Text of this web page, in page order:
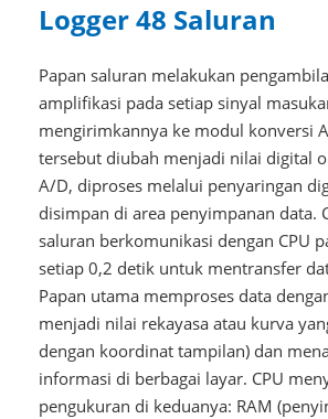
Logger 48 Saluran
Papan saluran melakukan
amplifikasi pada setiap sinyal
mengirimkannya ke modul konversi
tersebut diubah menjadi nilai digital
A/D, diproses melalui penyaringan
disimpan di area penyimpanan data.
saluran berkomunikasi dengan CPU
setiap 0,2 detik untuk mentransfer
Papan utama memproses data
menjadi nilai rekayasa atau kurva
dengan koordinat tampilan) dan
informasi di berbagai layar. CPU
pengukuran di keduanya: RAM